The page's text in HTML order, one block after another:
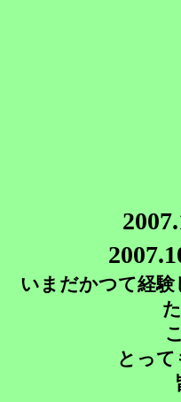
いまだかつて経
とっ